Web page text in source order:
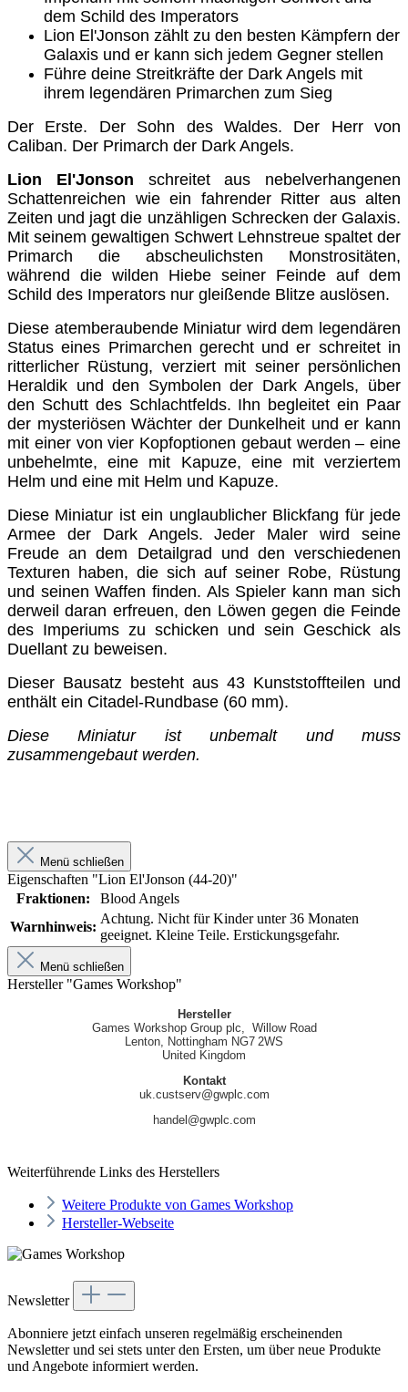
dem Schild des Imperators
Lion El'Jonson zählt zu den besten Kämpfern der
Galaxis und er kann sich jedem Gegner stellen
Führe deine Streitkräfte der Dark Angels mit
ihrem legendären Primarchen zum Sieg
Der Erste. Der Sohn des Waldes. Der Herr von
Caliban. Der Primarch der Dark Angels.
Lion El'Jonson schreitet aus nebelverhangenen
Schattenreichen wie ein fahrender Ritter aus alten
Zeiten und jagt die unzähligen Schrecken der Galaxis.
Mit seinem gewaltigen Schwert Lehnstreue spaltet der
Primarch die abscheulichsten Monstrositäten,
während die wilden Hiebe seiner Feinde auf dem
Schild des Imperators nur gleißende Blitze auslösen.
Diese atemberaubende Miniatur wird dem legendären
Status eines Primarchen gerecht und er schreitet in
ritterlicher Rüstung, verziert mit seiner persönlichen
Heraldik und den Symbolen der Dark Angels, über
den Schutt des Schlachtfelds. Ihn begleitet ein Paar
der mysteriösen Wächter der Dunkelheit und er kann
mit einer von vier Kopfoptionen gebaut werden – eine
unbehelmte, eine mit Kapuze, eine mit verziertem
Helm und eine mit Helm und Kapuze.
Diese Miniatur ist ein unglaublicher Blickfang für jede
Armee der Dark Angels. Jeder Maler wird seine
Freude an dem Detailgrad und den verschiedenen
Texturen haben, die sich auf seiner Robe, Rüstung
und seinen Waffen finden. Als Spieler kann man sich
derweil daran erfreuen, den Löwen gegen die Feinde
des Imperiums zu schicken und sein Geschick als
Duellant zu beweisen.
Dieser Bausatz besteht aus 43 Kunststoffteilen und
enthält ein Citadel-Rundbase (60 mm).
Diese Miniatur ist unbemalt und muss
zusammengebaut werden.
Menü schließen
Eigenschaften "Lion El'Jonson (44-20)"
Fraktionen:
Blood Angels
Warnhinweis:
Achtung. Nicht für Kinder unter 36 Monaten
geeignet. Kleine Teile. Erstickungsgefahr.
Menü schließen
Hersteller "Games Workshop"
Hersteller
Games Workshop Group plc, Willow Road
Lenton, Nottingham NG7 2WS
United Kingdom
Kontakt
uk.custserv@gwplc.com
handel@gwplc.com
Weiterführende Links des Herstellers
Weitere Produkte von Games Workshop
Hersteller-Webseite
Newsletter
Abonniere jetzt einfach unseren regelmäßig erscheinenden
Newsletter und sei stets unter den Ersten, um über neue Produkte
und Angebote informiert werden.